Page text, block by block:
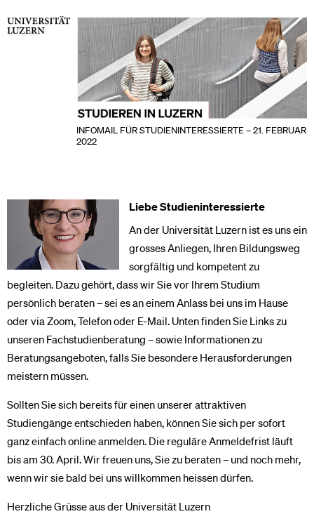
INFOMAIL FÜR STUDIENINTERESSIERTE – 21. FEBRUAR
2022
Liebe Studieninteressierte
An der Universität Luzern ist es uns ein
grosses Anliegen, Ihren Bildungsweg
sorgfältig und kompetent zu
begleiten. Dazu gehört, dass wir Sie vor Ihrem Studium
persönlich beraten – sei es an einem Anlass bei uns im Hause
oder via Zoom, Telefon oder E-Mail. Unten finden Sie Links zu
unseren Fachstudienberatung – sowie Informationen zu
Beratungsangeboten, falls Sie besondere Herausforderungen
meistern müssen.
Sollten Sie sich bereits für einen unserer attraktiven
Studiengänge entschieden haben, können Sie sich per sofort
ganz einfach online anmelden. Die reguläre Anmeldefrist läuft
bis am 30. April. Wir freuen uns, Sie zu beraten – und noch mehr,
wenn wir sie bald bei uns willkommen heissen dürfen.
Herzliche Grüsse aus der Universität Luzern